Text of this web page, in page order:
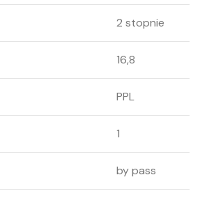
2 stopnie
16,8
PPL
1
by pass